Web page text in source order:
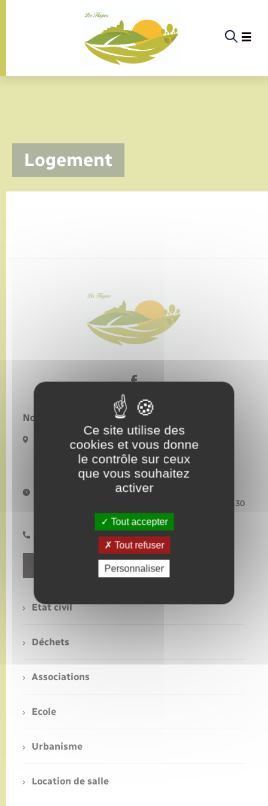
La commune
Logement
Nous contacter :
5 Place de l’église
27910 LES HOGUES
mairiedeshogues@orange.fr
Horaires d'ouverture :
Lundi–Mardi–Mercredi : 9h00-12h00 et 13h30-17h30
Jeudi : fermée au public Vendredi : 9h00-12h00
Etat civil
Déchets
Associations
Ecole
Urbanisme
Location de salle
Ce site utilise des
cookies et vous donne
le contrôle sur ceux
que vous souhaitez
activer
Tout accepter
Tout refuser
Personnaliser